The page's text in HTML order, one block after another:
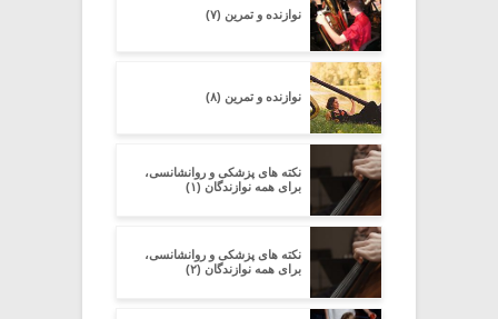
نوازنده و تمرین (۷)
نوازنده و تمرین (۸)
نکته های پزشکی و روانشانسی،
برای همه نوازندگان (۱)
نکته های پزشکی و روانشانسی،
برای همه نوازندگان (۲)